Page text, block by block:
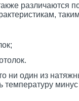
различаются
ни один из
температуру минус